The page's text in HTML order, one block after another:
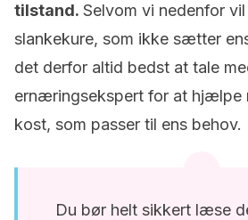
tilstand. Selvom vi nedenfor
slankekure, som ikke sætter
det derfor altid bedst at tale
ernæringsekspert for at hjælpe
kost, som passer til ens behov.
Du bør helt sikkert læse